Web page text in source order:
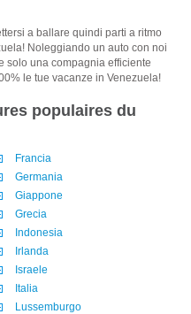
a ballare quindi parti a ritmo
Noleggiando un auto con noi
solo una compagnia efficiente
le tue vacanze in Venezuela!
populaires du
Francia
Germania
Giappone
Grecia
Indonesia
Irlanda
Israele
Italia
Lussemburgo